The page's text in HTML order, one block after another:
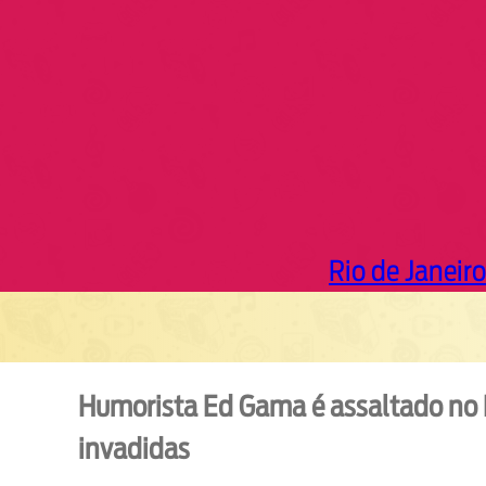
Rio de Janeiro
Humorista Ed Gama é assaltado
invadidas